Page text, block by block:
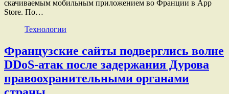
скачиваемым мобильным приложением во Франции в App
Store. По…
Технологии
Французские сайты подверглись волне
DDoS-атак после задержания Дурова
правоохранительными органами